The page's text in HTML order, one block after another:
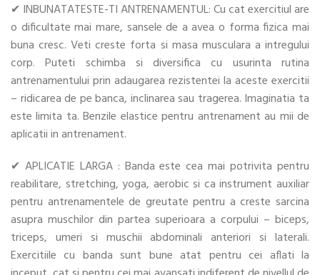
✔ INBUNATATESTE-TI ANTRENAMENTUL: Cu cat exercitiul are
o dificultate mai mare, sansele de a avea o forma fizica mai
buna cresc. Veti creste forta si masa musculara a intregului
corp. Puteti schimba si diversifica cu usurinta rutina
antrenamentului prin adaugarea rezistentei la aceste exercitii
– ridicarea de pe banca, inclinarea sau tragerea. Imaginatia ta
este limita ta. Benzile elastice pentru antrenament au mii de
aplicatii in antrenament.
✔ APLICATIE LARGA : Banda este cea mai potrivita pentru
reabilitare, stretching, yoga, aerobic si ca instrument auxiliar
pentru antrenamentele de greutate pentru a creste sarcina
asupra muschilor din partea superioara a corpului – biceps,
triceps, umeri si muschii abdominali anteriori si laterali.
Exercitiile cu banda sunt bune atat pentru cei aflati la